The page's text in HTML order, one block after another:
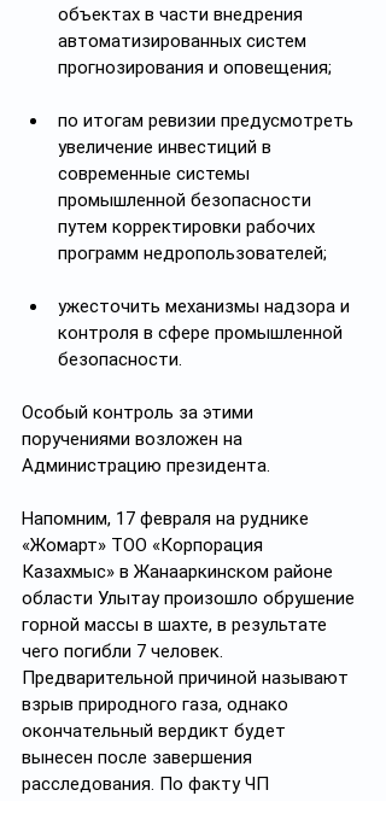
объектах в части внедрения
автоматизированных систем
прогнозирования и оповещения;
по итогам ревизии предусмотреть
увеличение инвестиций в
современные системы
промышленной безопасности
путем корректировки рабочих
программ недропользователей;
ужесточить механизмы надзора и
контроля в сфере промышленной
безопасности.
Особый контроль за этими
поручениями возложен на
Администрацию президента.
Напомним, 17 февраля на руднике
«Жомарт» ТОО «Корпорация
Казахмыс» в Жанааркинском районе
области Улытау произошло обрушение
горной массы в шахте, в результате
чего погибли 7 человек.
Предварительной причиной называют
взрыв природного газа, однако
окончательный вердикт будет
вынесен после завершения
расследования. По факту ЧП